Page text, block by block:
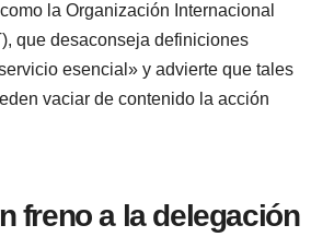
la Organización Internacional
que desaconseja definiciones
esencial» y advierte que tales
vaciar de contenido la acción
freno a la delegación